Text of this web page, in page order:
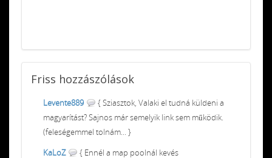
Friss hozzászólások
Levente889
{ Sziasztok, Valaki el tudná küldeni a
magyarítást? Sajnos már semelyik link sem működik.
(feleségemmel tolnám... }
KaLoZ
{ Ennél a map poolnál kevés